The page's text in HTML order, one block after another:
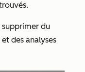
supprimer du
des analyses